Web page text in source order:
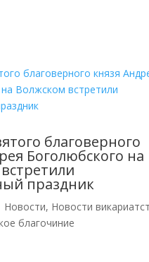
благоверного
Боголюбского на
праздник
Новости, Новости
благочиние